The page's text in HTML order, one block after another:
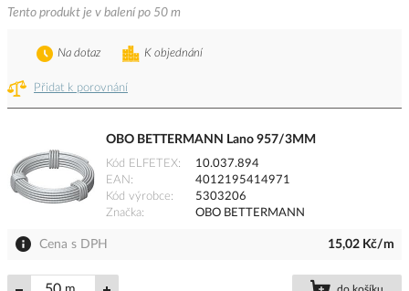
Tento produkt je v balení po 50 m
Přidat k porovnání
K objednání
Na dotaz
OBO BETTERMANN Lano 957/3MM
Kód ELFETEX
10.037.894
EAN
4012195414971
Kód výrobce
5303206
Značka
OBO BETTERMANN
Cena s DPH 15,02 Kč/m